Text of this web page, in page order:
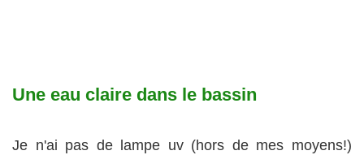
Une eau claire dans le bassin
Je n'ai pas de lampe uv (hors de mes moyens!)